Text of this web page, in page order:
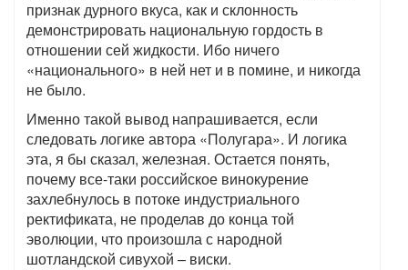
признак дурного вкуса, как и склонность
демонстрировать национальную гордость в
отношении сей жидкости. Ибо ничего
«национального» в ней нет и в помине, и никогда
не было.
Именно такой вывод напрашивается, если
следовать логике автора «Полугара». И логика
эта, я бы сказал, железная. Остается понять,
почему все-таки российское винокурение
захлебнулось в потоке индустриального
ректификата, не проделав до конца той
эволюции, что произошла с народной
шотландской сивухой – виски.